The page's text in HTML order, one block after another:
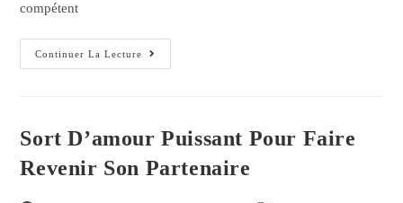
compétent
Continuer La Lecture
Sort D’amour Puissant Pour Faire
Revenir Son Partenaire